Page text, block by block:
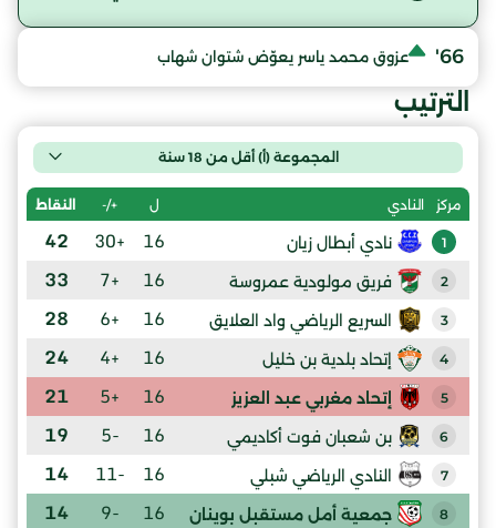
66' عزوق محمد ياسر يعوّض شتوان شهاب
الترتيب
المجموعة (أ) أقل من 18 سنة
مركز النادي ل +/- النقاط
1 نادي أبطال زيان 16
+30
42
2 فريق مولودية عمروسة 16
+7
33
3 السريع الرياضي واد العلايق 16
+6
28
4 إتحاد بلدية بن خليل 16
+4
24
5 إتحاد مغربي عبد العزيز 16
+5
21
6 بن شعبان فوت أكاديمي 16
-5
19
7 النادي الرياضي شبلي 16
-11
14
8 جمعية أمل مستقبل بوينان 16
-9
14